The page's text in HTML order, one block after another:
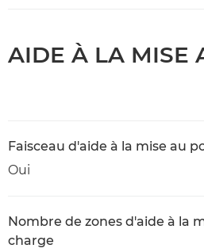
AIDE À LA MISE
Faisceau d'aide à la mise au
Oui
Nombre de zones d'aide à la
charge